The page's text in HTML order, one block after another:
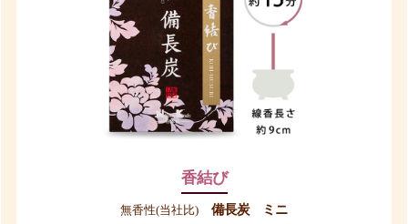
香結び
無香性(当社比)備長炭 ミニ